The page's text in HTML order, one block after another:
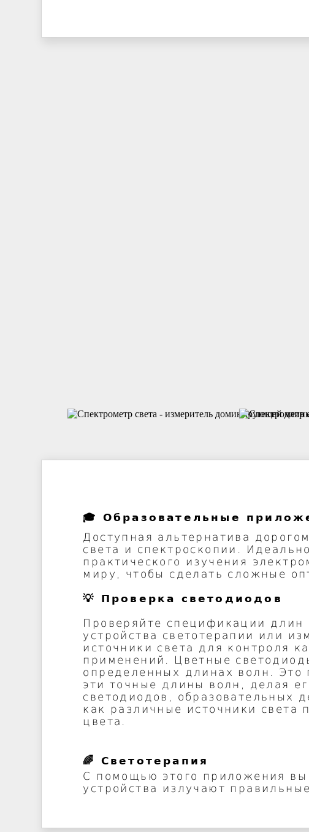
🎓 Образовательные
Доступная альтернатива
света и спектроскопии.
практического изучения
миру, чтобы сделать сложные
💡 Проверка светодиодов
Проверяйте спецификации длин
устройства светотерапии или
источники света для контроля
применений. Цветные
определенных длинах волн. Это
эти точные длины волн, делая
светодиодов, образовательных
как различные источники света
цвета.
🌈 Светотерапия
С помощью этого приложения вы
устройства излучают